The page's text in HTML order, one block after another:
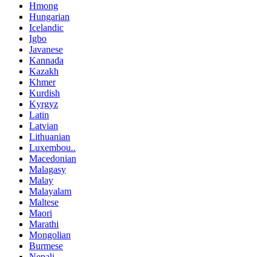
Hmong
Hungarian
Icelandic
Igbo
Javanese
Kannada
Kazakh
Khmer
Kurdish
Kyrgyz
Latin
Latvian
Lithuanian
Luxembou..
Macedonian
Malagasy
Malay
Malayalam
Maltese
Maori
Marathi
Mongolian
Burmese